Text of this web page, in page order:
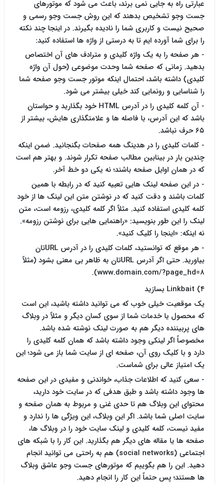
عبارتی راه به جایی نمی برند، باعث می شود که موتورهای
جست وجو تشخیص بدهند که این روش جست وجو رسمی و
صحیح نیست و کاربری شما را نادیده بگیرند. در اینجا چند نکته
را برای شما آورده ایم تا به درستی از واژه ها استفاده کنید:
- هر صفحه را به یک واژه کلیدی و مترادف های آن اختصاص
بدهید. زمانی که صفحه شما وحدت موضوعی (حول آن واژه
کلیدی) داشته باشد، احتمال اینکه موتور جست وجو صفحه شما
را شناسایی و رونمایی کند خیلی بیشتر می شود.
- آن کلمه کلیدی را در آدرس HTML خود بگذارید و حواستان
باشد که این آدرس، با فاصله ها و علامتگذاری هایش، بیشتر از
۶۵ حرف نباشد.
- کلمات کلیدی را در هدینگ همه صفحات بگنجانید. ضمن اینکه
چندین بار در بینابین مطالب صفحه تکرار شوند. و بهتر هم است
که در همان اوایل صفحه باشند؛ نه یکی دو خط آخر.
- در این صفحه لینک هایی تعبیه کنید که در رابطه با همین
کلمات باشند و دقت کنید که در نوشتن متن این لینک ها از خود
کلمه کلیدی استفاده کنید. مثلاً اگر کلمه کلیدی، رزومه است، متن
لینک را این طور بنویسید: «راهنمایی هایی برای نوشتن رزومه».
نه اینکه: «اینجا را کلیک کنید».
- هر موقع که توانستید، کلمات کلیدی را در آدرس URLتان
بیاورید. حتی اگر آدرس URLتان به ظاهر بی معنی بشود (مثلاً
www.domain.com/?page_hd=۸).
۴) Linkbait بسازید
یک موقعیت خیلی خوب که می توانید داشته باشید، این است
که محصول یا خدمات شما از سوی کسان دیگر و مثلاً در وبلاگ
های پربیننده دیگر هم به صورت لینک نوشته شده باشد.
مخصوصاً اگر لینکی وجود داشته باشد که همان کلمه کلیدی را
دارد و با کلیک روی آن، صفحه ای از سایت شما باز می شود؛ این
یک امتیاز عالی برای شماست.
- سعی کنید که اطلاعات جذاب، خواندنی و مفیدی در این صفحه
ها وجود داشته باشد و طبق هدفی که در سایت خود دارید،
محتوای این وبلاگ هم تا حدی غنی و مربوط به همان صفحه و
سایت اصلی شما باشد. اگر این وبلاگ، این ویژگی ها را ندارد و
مفید نیست، کلمه کلیدی و لینک سایت خود را در وبلاگ ها،
صفحه ها یا مقاله های دیگر هم بگذارید. این کار را با شبکه های
اجتماعی (social networks) هم به راحتی می توانید انجام
دهید. این را هم بگوییم که موتورهای جست وجو عاشق وبلاگ
ها هستند؛ پس حتماً این کار را انجام دهید.